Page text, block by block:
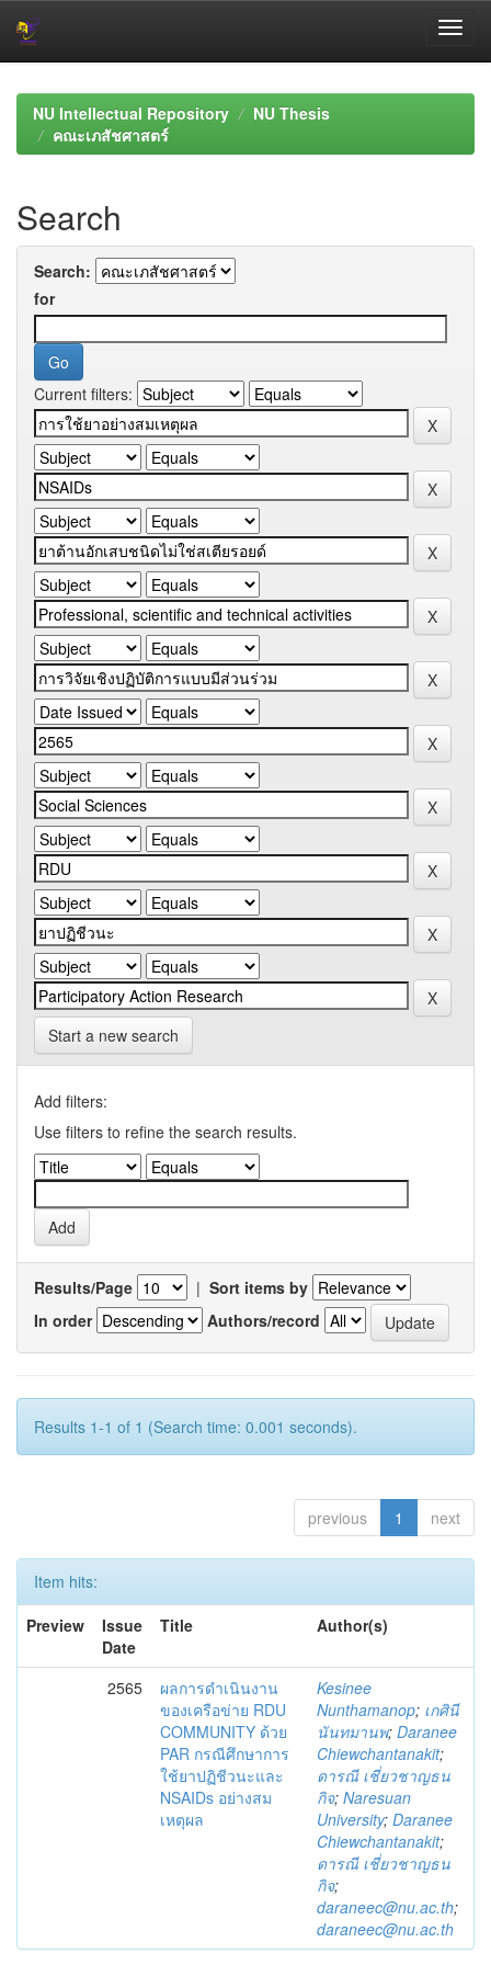
navigationNU Intellectual Repository
NU Thesis
คณะเภสัชศาสตร์
Search
Search:
for
Current filters:
Start a new search
Add filters:
Use filters to refine the search results.
Results/Page | Sort items by
In order
Authors/record
Results 1-1 of 1 (Search time: 0.001 seconds).
previous 1 next
Item hits:
Preview
Issue
Date
Title Author(s)
2565
ผลการดำเนินงาน
ของเครือข่าย RDU
COMMUNITY ด้วย
PAR กรณีศึกษาการ
ใช้ยาปฏิชีวนะและ
NSAIDs อย่างสม
เหตุผล
Kesinee
Nunthamanop; เกศินี
นันทมานพ; Daranee
Chiewchantanakit;
ดารณี เชี่ยวชาญธน
กิจ; Naresuan
University; Daranee
Chiewchantanakit;
ดารณี เชี่ยวชาญธน
กิจ;
daraneec@nu.ac.th;
daraneec@nu.ac.th